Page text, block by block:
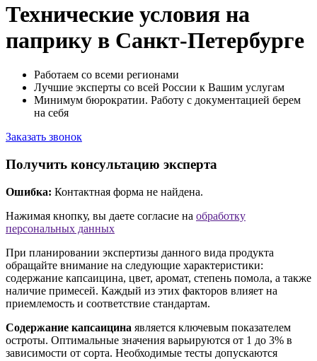
Технические условия на
паприку в Санкт-Петербурге
Работаем со всеми регионами
Лучшие эксперты со всей России к Вашим услугам
Минимум бюрократии. Работу с документацией берем
на себя
Заказать звонок
Получить консультацию эксперта
Ошибка: Контактная форма не найдена.
Нажимая кнопку, вы даете согласие на обработку
персональных данных
При планировании экспертизы данного вида продукта
обращайте внимание на следующие характеристики:
содержание капсаицина, цвет, аромат, степень помола, а также
наличие примесей. Каждый из этих факторов влияет на
приемлемость и соответствие стандартам.
Содержание капсаицина является ключевым показателем
остроты. Оптимальные значения варьируются от 1 до 3% в
зависимости от сорта. Необходимые тесты допускаются